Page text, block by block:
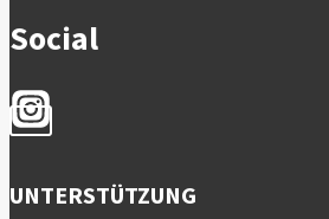
Social
UNTERSTÜTZUNG